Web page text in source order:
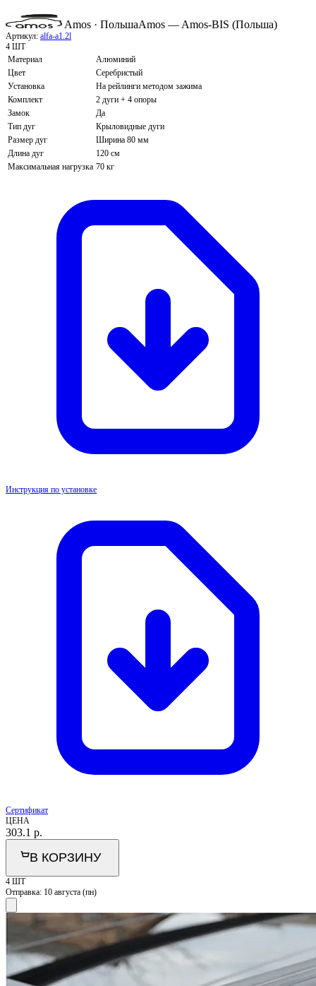
Amos · ПольшаAmos — Amos-BIS (Польша)
Артикул: alfa-a1.2l
4 ШТ
Материал
Алюминий
Цвет
Серебристый
Установка
На рейлинги методом зажима
Комплект
2 дуги + 4 опоры
Замок
Да
Тип дуг
Крыловидные дуги
Размер дуг
Ширина 80 мм
Длина дуг
120 см
Максимальная нагрузка 70 кг
Инструкция по установке
Сертификат
ЦЕНА
303.1 р.
В КОРЗИНУ
4 ШТ
Отправка: 10 августа (пн)